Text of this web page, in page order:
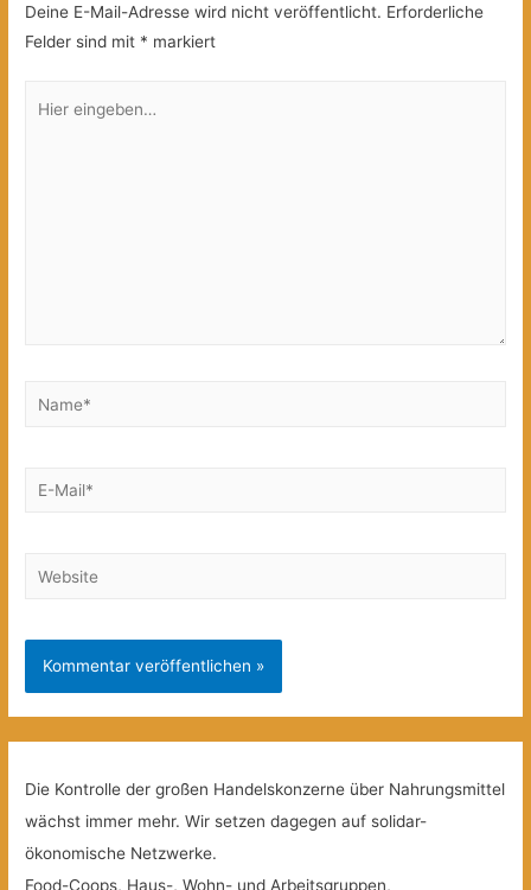
Deine E-Mail-Adresse wird nicht veröffentlicht. Erforderliche
Felder sind mit * markiert
eingeben…
Name*
E-
Website
Die Kontrolle der großen Handelskonzerne über Nahrungsmittel
wächst immer mehr. Wir setzen dagegen auf solidar-
ökonomische Netzwerke.
Food-Coops, Haus-, Wohn- und Arbeitsgruppen,